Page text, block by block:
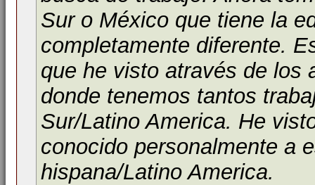
Sur o México que tiene la
completamente diferente.
que he visto através de los
donde tenemos tantos
Sur/Latino America. He
conocido personalmente a
hispana/Latino America.